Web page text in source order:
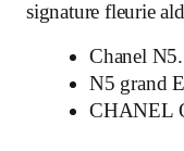
signature fleurie
Chanel
N5 grand
CHANEL